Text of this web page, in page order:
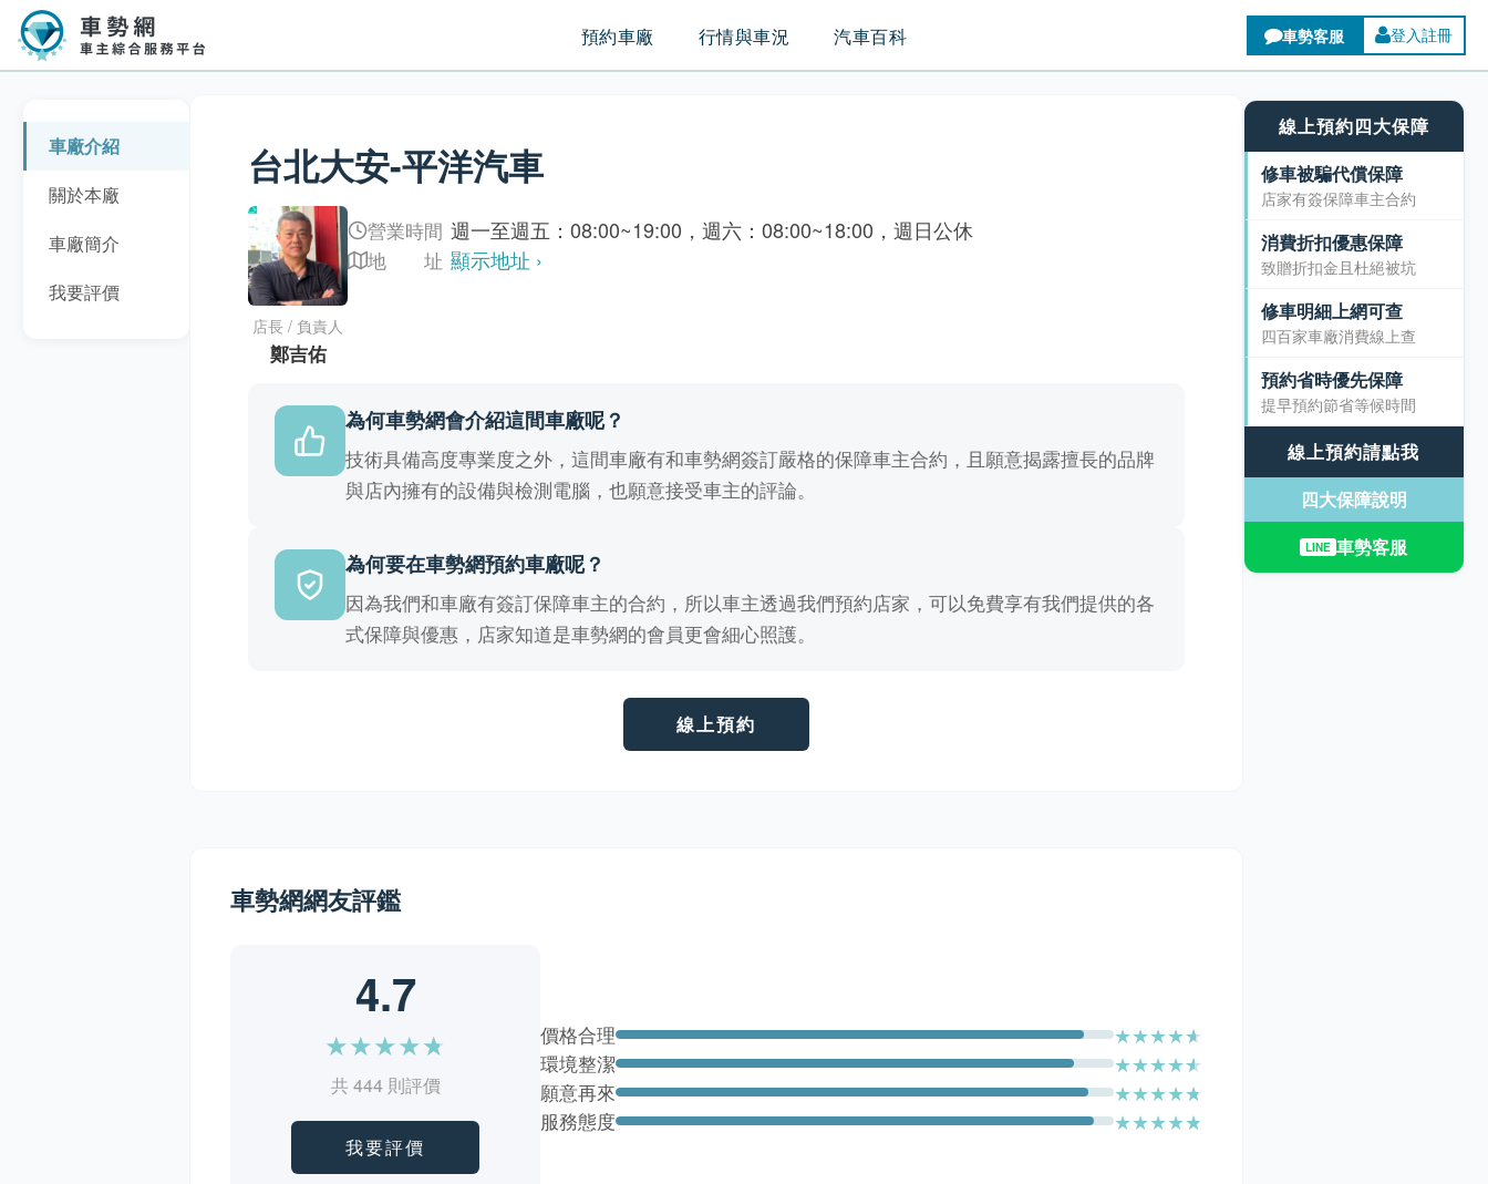
登入註冊
預約車廠 行情與車況 汽車百科
車廠介紹
關於本廠
車廠簡介
我要評價
台北大安-平洋汽車
店長 / 負責人
鄭吉佑
營業時間 週一至週五：08:00~19:00，週六：08:00~18:00，週日公休
地 址 顯示地址 ›
為何車勢網會介紹這間車廠呢？
技術具備高度專業度之外，這間車廠有和車勢網簽訂嚴格的保障車主合約，且願意揭露擅長的品牌
與店內擁有的設備與檢測電腦，也願意接受車主的評論。
為何要在車勢網預約車廠呢？
因為我們和車廠有簽訂保障車主的合約，所以車主透過我們預約店家，可以免費享有我們提供的各
式保障與優惠，店家知道是車勢網的會員更會細心照護。
線上預約
車勢網網友評鑑
4.7
★★★★★
共 444 則評價
我要評價
價格合理 ★★★★★
環境整潔 ★★★★★
願意再來 ★★★★★
服務態度 ★★★★★
線上預約四大保障
修車被騙代償保障
店家有簽保障車主合約
消費折扣優惠保障
致贈折扣金且杜絕被坑
修車明細上網可查
四百家車廠消費線上查
預約省時優先保障
提早預約節省等候時間
線上預約請點我
四大保障說明
LINE 車勢客服